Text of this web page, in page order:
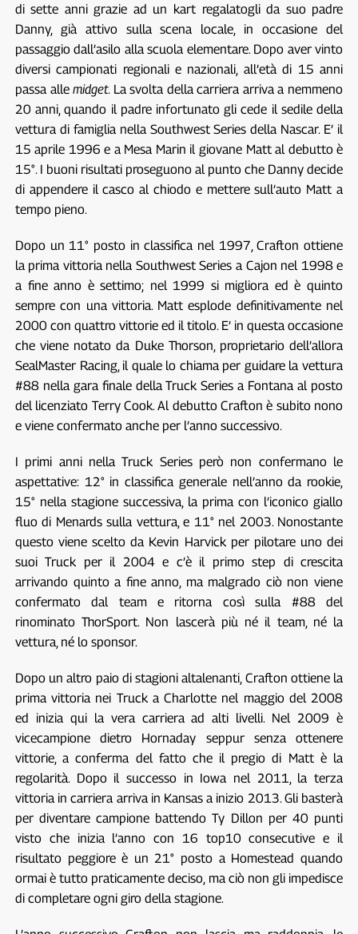
di sette anni grazie ad un kart regalatogli da suo padre
Danny, già attivo sulla scena locale, in occasione del
passaggio dall’asilo alla scuola elementare. Dopo aver vinto
diversi campionati regionali e nazionali, all’età di 15 anni
passa allemidget. La svolta della carriera arriva a nemmeno
20 anni, quando il padre infortunato gli cede il sedile della
vettura di famiglia nella Southwest Series della Nascar. E’ il
15 aprile 1996 e a Mesa Marin il giovane Matt al debutto è
15°. I buoni risultati proseguono al punto che Danny decide
di appendere il casco al chiodo e mettere sull’auto Matt a
tempo pieno.
Dopo un 11° posto in classifica nel 1997, Crafton ottiene
la prima vittoria nella Southwest Series a Cajon nel 1998 e
a fine anno è settimo; nel 1999 si migliora ed è quinto
sempre con una vittoria. Matt esplode definitivamente nel
2000 con quattro vittorie ed il titolo. E’ in questa occasione
che viene notato da Duke Thorson, proprietario dell’allora
SealMaster Racing, il quale lo chiama per guidare la vettura
#88 nella gara finale della Truck Series a Fontana al posto
del licenziato Terry Cook. Al debutto Crafton è subito nono
e viene confermato anche per l’anno successivo.
I primi anni nella Truck Series però non confermano le
aspettative: 12° in classifica generale nell’anno da rookie,
15° nella stagione successiva, la prima con l’iconico giallo
fluo di Menards sulla vettura, e 11° nel 2003. Nonostante
questo viene scelto da Kevin Harvick per pilotare uno dei
suoi Truck per il 2004 e c’è il primo step di crescita
arrivando quinto a fine anno, ma malgrado ciò non viene
confermato dal team e ritorna così sulla #88 del
rinominato ThorSport. Non lascerà più né il team, né la
vettura, né lo sponsor.
Dopo un altro paio di stagioni altalenanti, Crafton ottiene la
prima vittoria nei Truck a Charlotte nel maggio del 2008
ed inizia qui la vera carriera ad alti livelli. Nel 2009 è
vicecampione dietro Hornaday seppur senza ottenere
vittorie, a conferma del fatto che il pregio di Matt è la
regolarità. Dopo il successo in Iowa nel 2011, la terza
vittoria in carriera arriva in Kansas a inizio 2013. Gli basterà
per diventare campione battendo Ty Dillon per 40 punti
visto che inizia l’anno con 16 top10 consecutive e il
risultato peggiore è un 21° posto a Homestead quando
ormai è tutto praticamente deciso, ma ciò non gli impedisce
di completare ogni giro della stagione.